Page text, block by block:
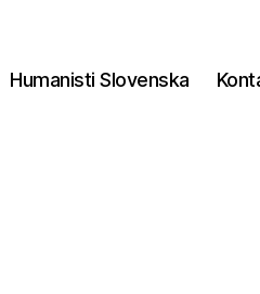
Humanisti Slovenska